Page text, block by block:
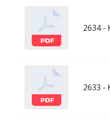
2634 -
2633 -